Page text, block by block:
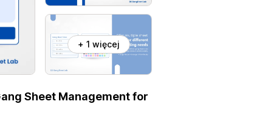
+ 1 więcej
Sheet Management for